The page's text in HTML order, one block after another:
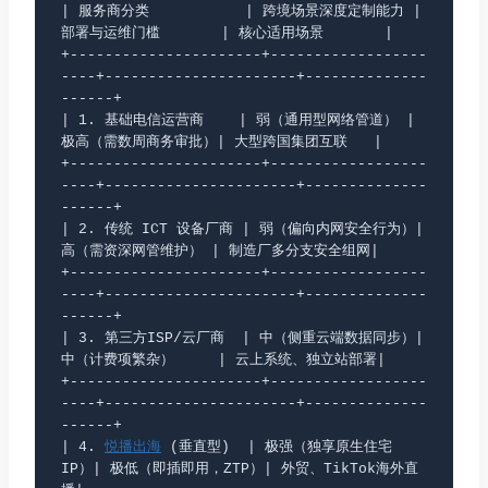
| 服务商分类           | 跨境场景深度定制能力 |
部署与运维门槛       | 核心适用场景       |
+----------------------+------------------
----+----------------------+--------------
------+
| 1. 基础电信运营商    | 弱（通用型网络管道） |
极高（需数周商务审批）| 大型跨国集团互联   |
+----------------------+------------------
----+----------------------+--------------
------+
| 2. 传统 ICT 设备厂商 | 弱（偏向内网安全行为）|
高（需资深网管维护） | 制造厂多分支安全组网|
+----------------------+------------------
----+----------------------+--------------
------+
| 3. 第三方ISP/云厂商  | 中（侧重云端数据同步）|
中（计费项繁杂）     | 云上系统、独立站部署|
+----------------------+------------------
----+----------------------+--------------
------+
| 4. 悦播出海 (垂直型)  | 极强（独享原生住宅
IP）| 极低（即插即用，ZTP）| 外贸、TikTok海外直